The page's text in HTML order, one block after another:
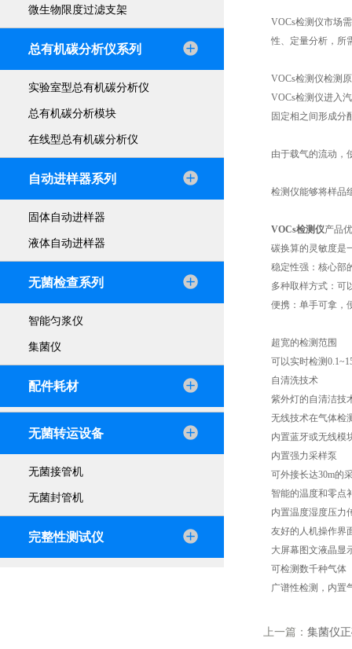
微生物限度过滤支架
总有机碳分析仪系列
实验室型总有机碳分析仪
总有机碳分析模块
在线型总有机碳分析仪
自动进样器系列
固体自动进样器
液体自动进样器
无菌检查系列
智能匀浆仪
集菌仪
配件耗材
无菌转运设备
无菌接管机
无菌封管机
完整性测试仪
VOCs检测仪市场
性、定量分析，所
VOCs检测仪检测
VOCs检测仪进入
固定相之间形成分
由于载气的流动，
检测仪能够将样品
VOCs检测仪产品
碳换算的灵敏度是
稳定性强：核心部
多种取样方式：可
便携：单手可拿，
超宽的检测范围
可以实时检测
自清洗技术
紫外灯的自清洁技
无线技术在气体检
内置蓝牙或无线模
内置强力采样泵
可外接长达30m的
智能的温度和零点
内置温度湿度压力
友好的人机操作界
大屏幕图文液晶显
可检测数千种气体
广谱性检测，内置
上一篇： 集菌仪